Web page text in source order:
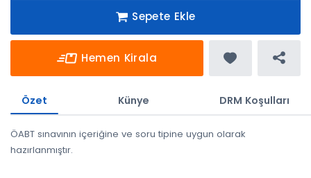
Sepete Ekle
Hemen Kirala
Özet Künye DRM Koşulları
ÖABT sınavının içeriğine ve soru tipine uygun olarak
hazırlanmıştır.